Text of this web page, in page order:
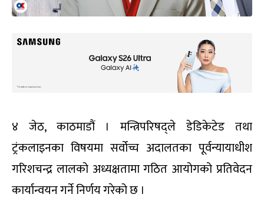
४ जेठ, काठमाडौं । मन्त्रिपरिषद्ले डेडिकेटेड तथा
ट्रंकलाइनका विषयमा सर्वोच्च अदालतका पूर्वन्यायाधीश
गरिशचन्द्र लालको अध्यक्षतामा गठित आयोगको प्रतिवेदन
कार्यान्वयन गर्ने निर्णय गरेको छ ।